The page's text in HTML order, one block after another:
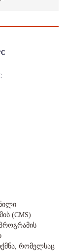
(CMS)
რომელსაც